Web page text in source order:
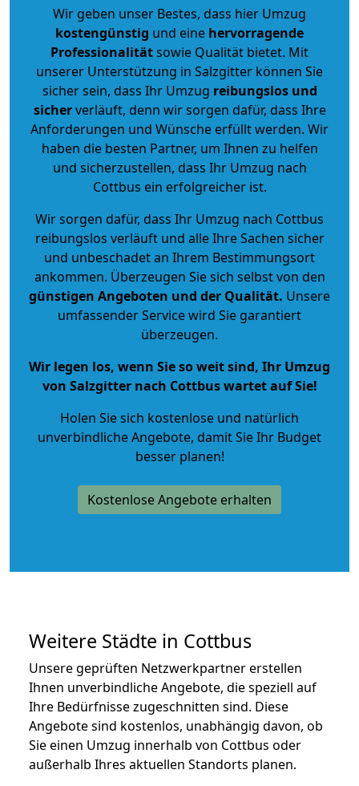
Wir geben unser Bestes, dass hier Umzug
kostengünstig und eine hervorragende
Professionalitätsowie Qualität bietet. Mit
unserer Unterstützung in Salzgitter können Sie
sicher sein, dass Ihr Umzug reibungslos und
sicherverläuft, denn wir sorgen dafür, dass Ihre
Anforderungen und Wünsche erfüllt werden. Wir
haben die besten Partner, um Ihnen zu helfen
und sicherzustellen, dass Ihr Umzug nach
Cottbus ein erfolgreicher ist.
Wir sorgen dafür, dass Ihr Umzug nach Cottbus
reibungslos verläuft und alle Ihre Sachen sicher
und unbeschadet an Ihrem Bestimmungsort
ankommen. Überzeugen Sie sich selbst von den
günstigen Angeboten und der Qualität. Unsere
umfassender Service wird Sie garantiert
überzeugen.
Wir legen los, wenn Sie so weit sind, Ihr Umzug
von Salzgitter nach Cottbus wartet auf Sie!
Holen Sie sich kostenlose und natürlich
unverbindliche Angebote, damit Sie Ihr Budget
besser planen!
Kostenlose Angebote erhalten
Weitere Städte in Cottbus
Unsere geprüften Netzwerkpartner erstellen
Ihnen unverbindliche Angebote, die speziell auf
Ihre Bedürfnisse zugeschnitten sind. Diese
Angebote sind kostenlos, unabhängig davon, ob
Sie einen Umzug innerhalb von Cottbus oder
außerhalb Ihres aktuellen Standorts planen.